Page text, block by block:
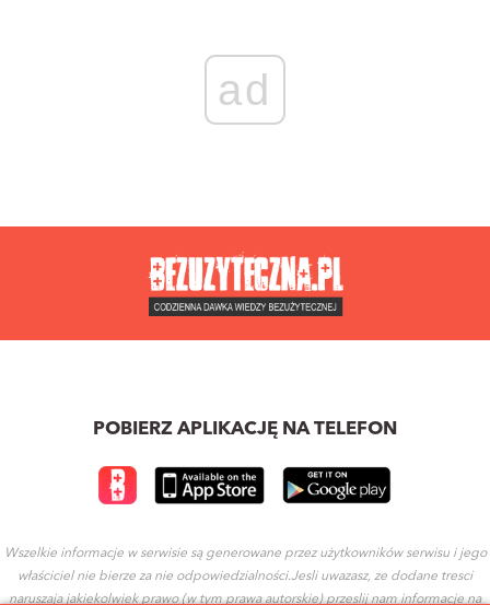
ad
POBIERZ APLIKACJĘ NA TELEFON
Wszelkie informacje w serwisie są generowane przez użytkowników serwisu i jego
właściciel nie bierze za nie odpowiedzialności.Jesli uwazasz, ze dodane tresci
naruszaja jakiekolwiek prawo (w tym prawa autorskie) przeslij nam informacje na